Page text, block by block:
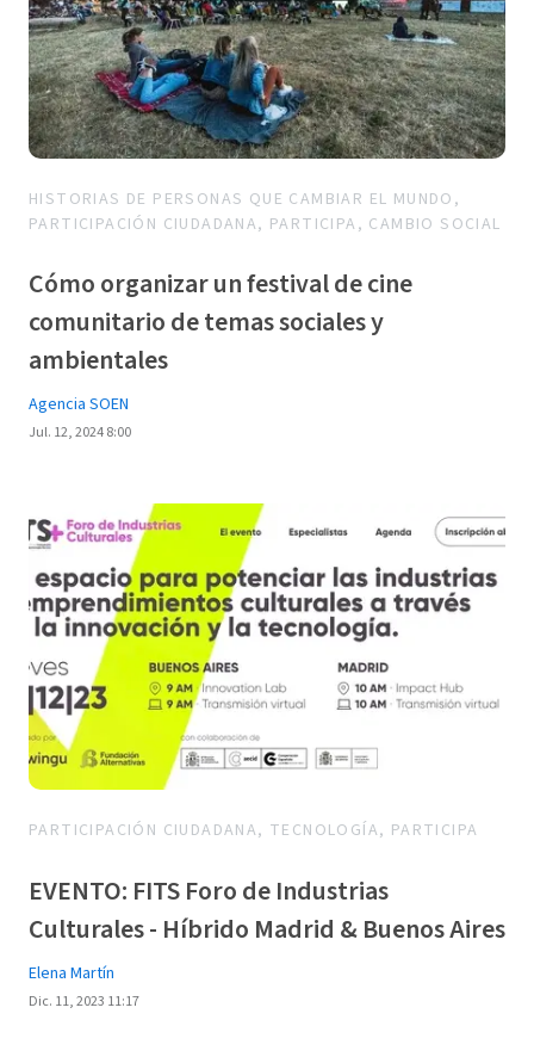
HISTORIAS DE PERSONAS QUE CAMBIAR EL MUNDO,
PARTICIPACIÓN CIUDADANA, PARTICIPA, CAMBIO SOCIAL
Cómo organizar un festival de cine
comunitario de temas sociales y
ambientales
Agencia SOEN
Jul. 12, 2024 8:00
PARTICIPACIÓN CIUDADANA, TECNOLOGÍA, PARTICIPA
EVENTO: FITS Foro de Industrias
Culturales - Híbrido Madrid & Buenos Aires
Elena Martín
Dic. 11, 2023 11:17